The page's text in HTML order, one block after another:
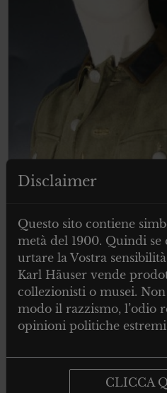
Disclaimer
Questo sito contiene
metà del 1900. Quindi
urtare la Vostra
Karl Häuser vende
collezionisti o musei.
modo il razzismo, l’odio
opinioni politiche
CLICCA